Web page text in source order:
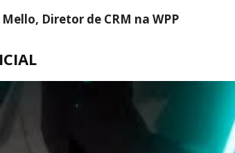
Diretor de CRM na WPP